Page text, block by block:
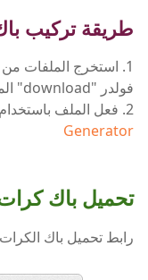
طريقة تركيب
1. استخرج الملفات من الارشيف وانقل ملف "
فولدر "download" الموجود داخل فولدر اللعبة الأساسي.
2. فعل الملف باستخدام
Generator
تحميل باك كرات شتاء
رابط تحميل باك الكرات